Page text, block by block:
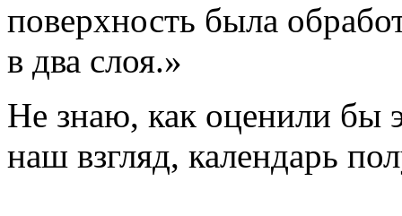
поверхность была
в два слоя.»
Не знаю, как оценили бы
наш взгляд, календарь